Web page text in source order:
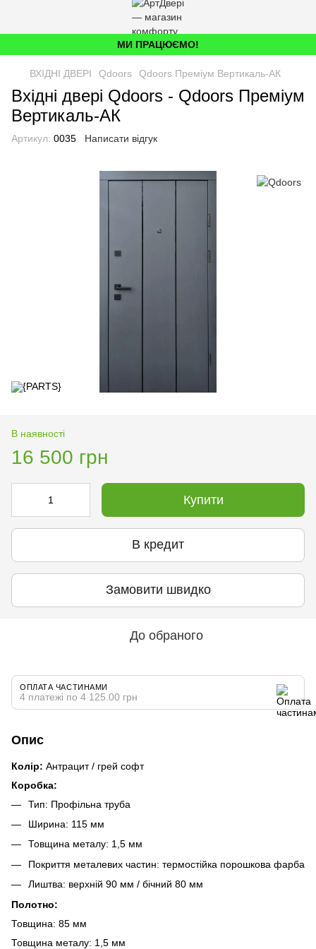
МИ ПРАЦЮЄМО!
ВХІДНІ ДВЕРІ Qdoors Qdoors Преміум Вертикаль-АК
Вхідні двері Qdoors - Qdoors Преміум
Вертикаль-АК
Артикул: 0035 Написати відгук
В наявності
16 500 грн
Купити
В кредит
Замовити швидко
До обраного
ОПЛАТА ЧАСТИНАМИ
4 платежі по 4 125.00 грн
Опис
Колір: Антрацит / грей софт
Коробка:
Тип: Профільна труба
Ширина: 115 мм
Товщина металу: 1,5 мм
Покриття металевих частин: термостійка порошкова фарба
Лиштва: верхній 90 мм / бічний 80 мм
Полотно:
Товщина: 85 мм
Товщина металу: 1,5 мм